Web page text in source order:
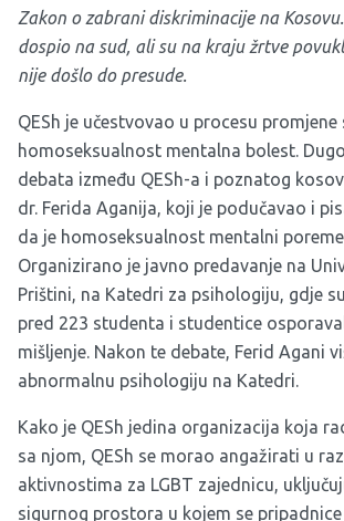
Zakon o zabrani diskriminacije na
dospio na sud, ali su na kraju žrtve
nije došlo do presude.
QESh je učestvovao u procesu
homoseksualnost mentalna bolest.
debata između QESh-a i poznatog
dr. Ferida Aganija, koji je podučavao i
da je homoseksualnost mentalni
Organizirano je javno predavanje na
Prištini, na Katedri za psihologiju, gdje
pred 223 studenta i studentice
mišljenje. Nakon te debate, Ferid Agani
abnormalnu psihologiju na Katedri.
Kako je QESh jedina organizacija koja
sa njom, QESh se morao angažirati u
aktivnostima za LGBT zajednicu,
sigurnog prostora u kojem se